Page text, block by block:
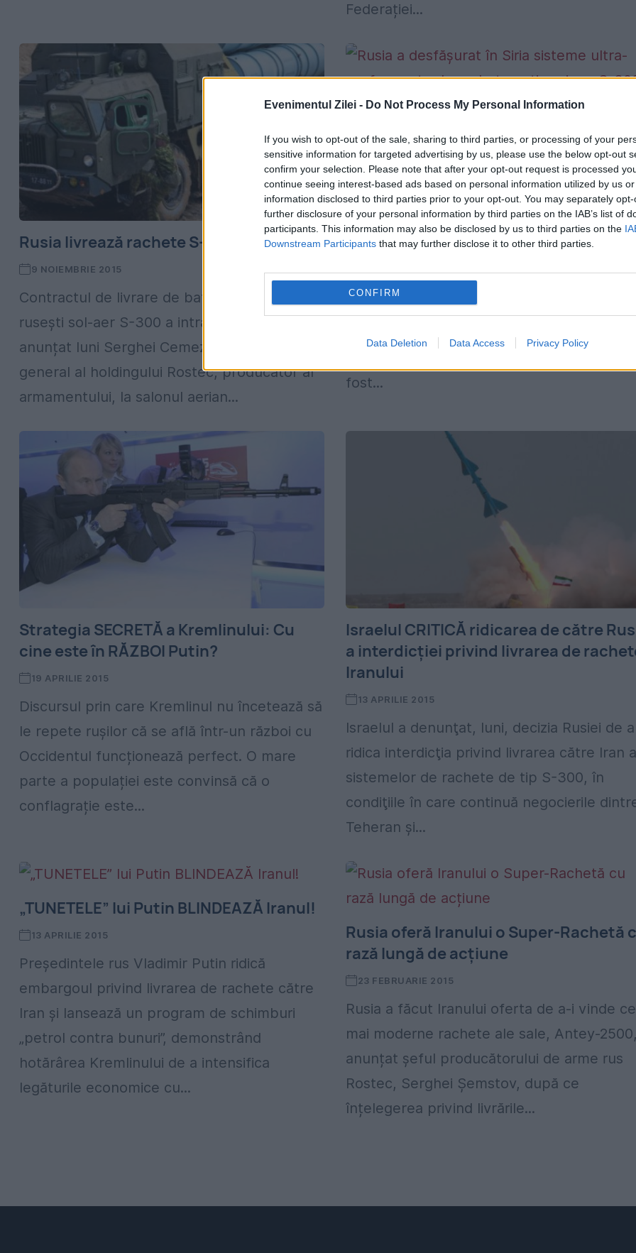
Evenimentul Zilei - Do Not Process My Personal Information
If you wish to opt-out of the sale, sharing to third parties, or processing of your
sensitive information for targeted advertising by us, please use the below opt-out
confirm your selection. Please note that after your opt-out request is processed
continue seeing interest-based ads based on personal information utilized by us
information disclosed to third parties prior to your opt-out. You may separately
further disclosure of your personal information by third parties on the IAB’s list of
participants. This information may also be disclosed by us to third parties on the
Downstream Participants that may further disclose it to other third parties.
CONFIRM
Data Deletion Data Access Privacy Policy
Federației...
Rusia livrează rachete S-300 Iranului
9 NOIEMBRIE 2015
Contractul de livrare de baterii de rachete
rusești sol-aer S-300 a intrat în vigoare, a
anunțat luni Serghei Cemezov, directorul
general al holdingului Rostec, producător al
armamentului, la salonul aerian...
Rusia a desfășurat în Siria sisteme
performante de rachete anti-aeriene
300. Pe cine ȚINTESC ele, de vreme ce
ISIS nu are forță aeriană?
Cu două zile înainte ca Vladimir Putin să-l
primească la vila sa de lângă Moscovei pe
premierul israelian Benyamin Netanyahu,
fost...
Strategia SECRETĂ a Kremlinului: Cu
cine este în RĂZBOI Putin?
19 APRILIE 2015
Discursul prin care Kremlinul nu încetează să
le repete rușilor că se află într-un război cu
Occidentul funcționează perfect. O mare
parte a populației este convinsă că o
conflagrație este...
Israelul CRITICĂ ridicarea de către
a interdicţiei privind livrarea de
Iranului
13 APRILIE 2015
Israelul a denunţat, luni, decizia Rusiei de a
ridica interdicţia privind livrarea către Iran
sistemelor de rachete de tip S-300, în
condiţiile în care continuă negocierile
Teheran şi...
„TUNETELE” lui Putin BLINDEAZĂ Iranul!
13 APRILIE 2015
Președintele rus Vladimir Putin ridică
embargoul privind livrarea de rachete către
Iran și lansează un program de schimburi
„petrol contra bunuri”, demonstrând
hotărârea Kremlinului de a intensifica
legăturile economice cu...
Rusia oferă Iranului o Super-Rachetă
rază lungă de acțiune
23 FEBRUARIE 2015
Rusia a făcut Iranului oferta de a-i vinde
mai moderne rachete ale sale, Antey-
anunțat șeful producătorului de arme rus
Rostec, Serghei Șemstov, după ce
înțelegerea privind livrările...